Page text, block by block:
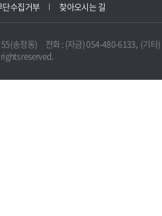
단수집거부 찾아오시는 길
55(송정동) 전화 : (자금) 054-480-6133, (기타
reserved.